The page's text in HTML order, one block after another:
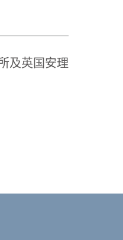
及英国安理